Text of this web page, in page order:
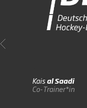
Kaisal Saadi
Co-Trainer*in